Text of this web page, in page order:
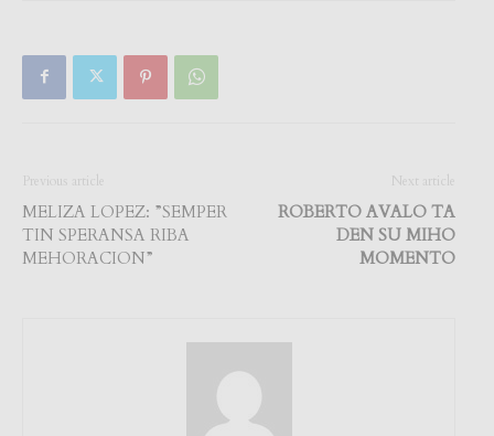
Previous article
MELIZA LOPEZ: ”SEMPER
TIN SPERANSA RIBA
MEHORACION”
Next article
ROBERTO AVALO TA
DEN SU MIHO
MOMENTO